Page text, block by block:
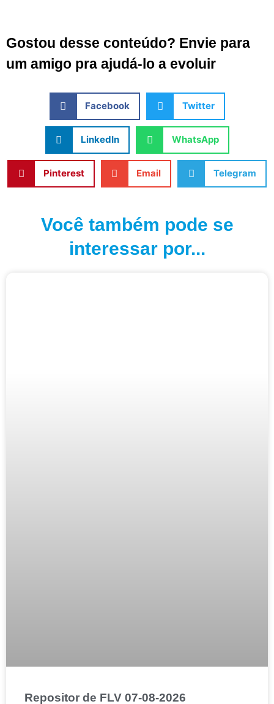
Gostou desse conteúdo? Envie para
um amigo pra ajudá-lo a evoluir
Facebook Twitter
LinkedIn WhatsApp
Pinterest Email Telegram
Você também pode se
interessar por...
Repositor de FLV 07-08-2026